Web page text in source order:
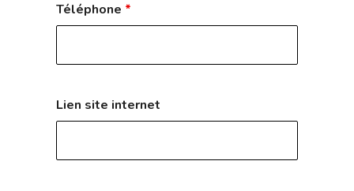
Téléphone *
Lien site internet